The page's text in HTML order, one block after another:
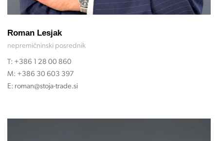
Roman Lesjak
nepremičninski posrednik
T: +386 1 28 00 860
M: +386 30 603 397
E: roman@stoja-trade.si